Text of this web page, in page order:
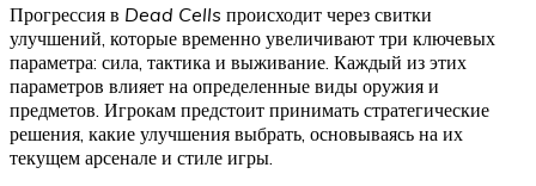
Прогрессия в Dead Cells происходит через свитки
улучшений, которые временно увеличивают три ключевых
параметра: сила, тактика и выживание. Каждый из этих
параметров влияет на определенные виды оружия и
предметов. Игрокам предстоит принимать стратегические
решения, какие улучшения выбрать, основываясь на их
текущем арсенале и стиле игры.